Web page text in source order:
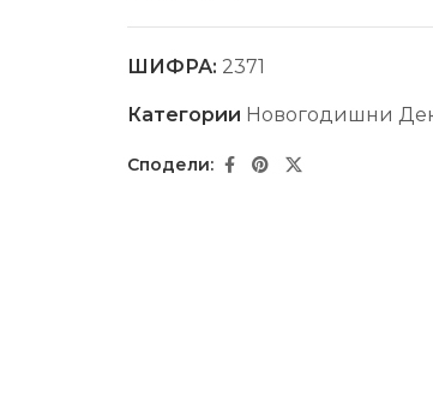
ШИФРА: 2371
Категории Новогодишни